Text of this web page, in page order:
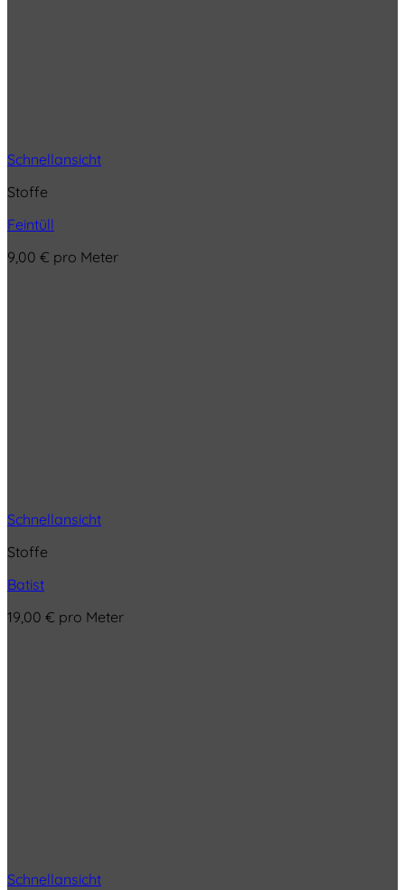
Schnellansicht
Stoffe
Feintüll
9,00 € pro Meter
Schnellansicht
Stoffe
Batist
19,00 € pro Meter
Schnellansicht